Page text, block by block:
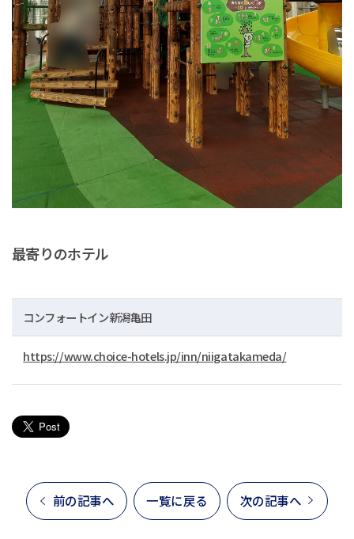
最寄りのホテル
コンフォートイン新潟亀田
https://www.choice-hotels.jp/inn/niigatakameda/
前の記事へ 一覧に戻る 次の記事へ